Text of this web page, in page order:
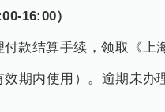
16:00）
结算手续，领取《上
期内使用）。逾期未